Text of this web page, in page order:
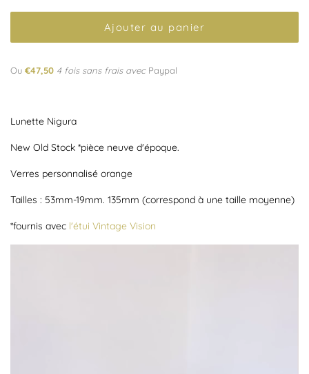
Ajouter au panier
Ou €47,50 4 fois sans frais avec Paypal
Lunette Nigura
New Old Stock *pièce neuve d'époque.
Verres personnalisé orange
Tailles : 53mm-19mm. 135mm (correspond à une taille moyenne)
*fournis avec l'étui Vintage Vision